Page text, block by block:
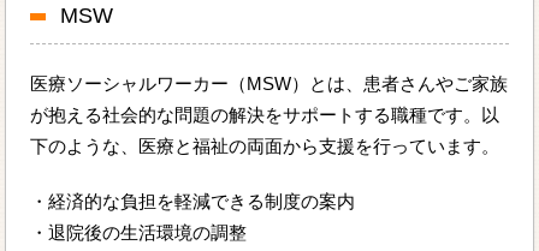
MSW
医療ソーシャルワーカー（MSW）とは、患者さんやご家族
が抱える社会的な問題の解決をサポートする職種です。以
下のような、医療と福祉の両面から支援を行っています。
・経済的な負担を軽減できる制度の案内
・退院後の生活環境の調整